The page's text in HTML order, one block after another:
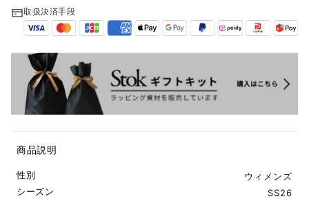
取扱決済手段
商品説明
性別
ウィメンズ
シーズン
SS26